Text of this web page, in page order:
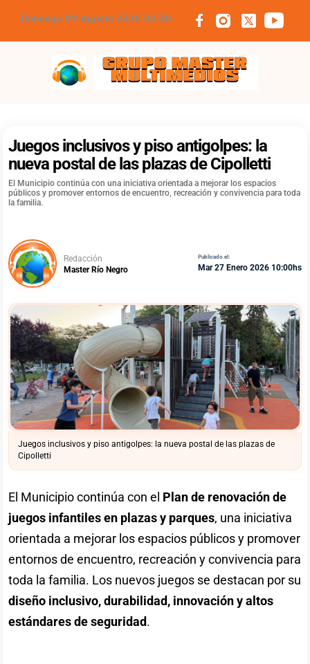
Domingo 09 Agosto 2026 03:30
Grupo Master Multimedios
Juegos inclusivos y piso antigolpes: la
nueva postal de las plazas de Cipolletti
El Municipio continúa con una iniciativa orientada a mejorar los espacios
públicos y promover entornos de encuentro, recreación y convivencia para toda
la familia.
Redacción
Master Río Negro
Publicado el:
Mar 27 Enero 2026 10:00hs
Juegos inclusivos y piso antigolpes: la nueva postal de las plazas de
Cipolletti
El Municipio continúa con el Plan de renovación de
juegos infantiles en plazas y parques, una iniciativa
orientada a mejorar los espacios públicos y promover
entornos de encuentro, recreación y convivencia para
toda la familia. Los nuevos juegos se destacan por su
diseño inclusivo, durabilidad, innovación y altos
estándares de seguridad.